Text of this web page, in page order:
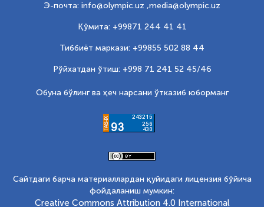
Э-почта: info@olympic.uz ,media@olympic.uz
Қўмита: +99871 244 41 41
Тиббиёт маркази: +99855 502 88 44
Рўйхатдан ўтиш: +998 71 241 52 45/46
Обуна бўлинг ва ҳеч нарсани ўтказиб юборманг
Сайтдаги барча материаллардан қуйидаги лицензия бўйича
фойдаланиш мумкин:
Creative Commons Attribution 4.0 International